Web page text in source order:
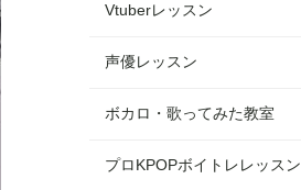
Vtuberレッスン
声優レッスン
ボカロ・歌ってみた教室
プロKPOPボイトレレッスン